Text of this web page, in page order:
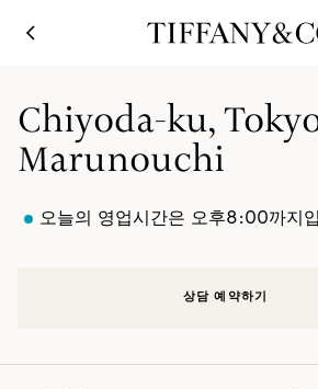
Chiyoda-ku,
Marunouchi
오늘의 영업시간은 오후8:00까지
상담 예약하기